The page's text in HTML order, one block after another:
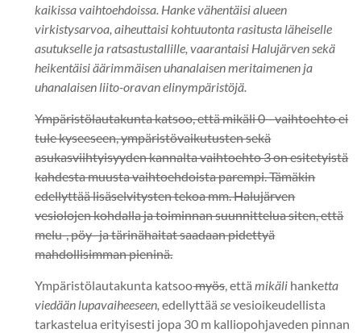
kaikissa vaihtoehdoissa. Hanke vähentäisi alueen
virkistysarvoa, aiheuttaisi kohtuutonta rasitusta läheiselle
asutukselle ja ratsastustallille, vaarantaisi Halujärven sekä
heikentäisi äärimmäisen uhanalaisen meritaimenen ja
uhanalaisen liito-oravan elinympäristöjä.
Ympäristölautakunta katsoo, että mikäli 0 –vaihtoehto ei
tule kyseeseen, ympäristövaikutusten sekä
asukasviihtyisyyden kannalta vaihtoehto 3 on esitetyistä
kahdesta muusta vaihtoehdoista parempi. Tämäkin
edellyttää lisäselvitysten tekoa mm. Halujärven
vesiolojen kohdalla ja toiminnan suunnittelua siten, että
melu-, pöy- ja tärinähaitat saadaan pidettyä
mahdollisimman pieninä.
Ympäristölautakunta katsoomyös, että mikäli hanketta
viedään lupavaiheeseen, edellyttääsevesioikeudellista
tarkastelua erityisesti jopa 30 m kalliopohjaveden pinnan